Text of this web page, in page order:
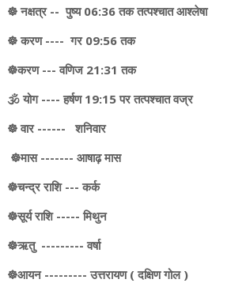
☸️ नक्षत्र -- पुष्य 06:36 तक तत्पश्चात आश्लेषा
☸️ करण ---- गर 09:56 तक
☸️करण --- वणिज 21:31 तक
🕉️ योग ---- हर्षण 19:15 पर तत्पश्चात वज्र
☸️ वार ------ शनिवार
☸️मास ------- आषाढ़ मास
☸️चन्द्र राशि --- कर्क
☸️सूर्य राशि ----- मिथुन
☸️ऋतु --------- वर्षा
☸️आयन --------- उत्तरायण ( दक्षिण गोल )